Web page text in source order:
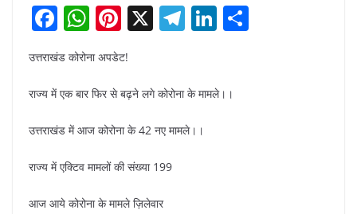
F
a
c
e
b
o
o
k
W
at
s
A
p
p
Pi
er
e
st
X T
gr
a
m
Li
e
उत्तराखंड कोरोना अपडेट!
राज्य में एक बार फिर से बढ़ने लगे कोरोना के मामले।।
उत्तराखंड में आज कोरोना के 42 नए मामले।।
राज्य में एक्टिव मामलों की संख्या 199
आज आये कोरोना के मामले ज़िलेवार